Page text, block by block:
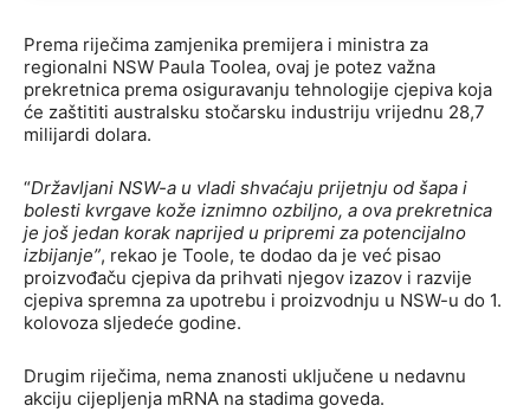
Prema riječima zamjenika premijera i ministra za
regionalni NSW Paula Toolea, ovaj je potez važna
prekretnica prema osiguravanju tehnologije cjepiva koja
će zaštititi australsku stočarsku industriju vrijednu 28,7
milijardi dolara.
“Državljani NSW-a u vladi shvaćaju prijetnju od šapa i
bolesti kvrgave kože iznimno ozbiljno, a ova prekretnica
je još jedan korak naprijed u pripremi za potencijalno
izbijanje”, rekao je Toole, te dodao da je već pisao
proizvođaču cjepiva da prihvati njegov izazov i razvije
cjepiva spremna za upotrebu i proizvodnju u NSW-u do 1.
kolovoza sljedeće godine.
Drugim riječima, nema znanosti uključene u nedavnu
akciju cijepljenja mRNA na stadima goveda.